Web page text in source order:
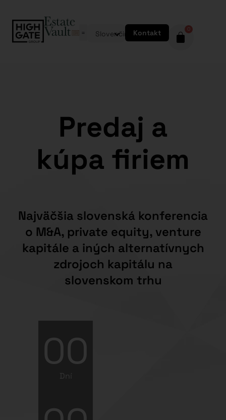
Slovenčina Kontakt 0
Predaj a
kúpa firiem
Najväčšia slovenská konferencia
o M&A, private equity, venture
kapitále a iných alternatívnych
zdrojoch kapitálu na
slovenskom trhu
00
Dní